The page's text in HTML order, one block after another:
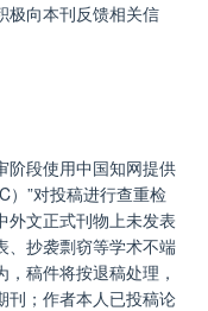
极向本刊反馈相关信
阶段使用中国知网提供
）”对投稿进行查重检
外文正式刊物上未发表
、抄袭剽窃等学术不端
稿件将按退稿处理，
刊；作者本人已投稿论